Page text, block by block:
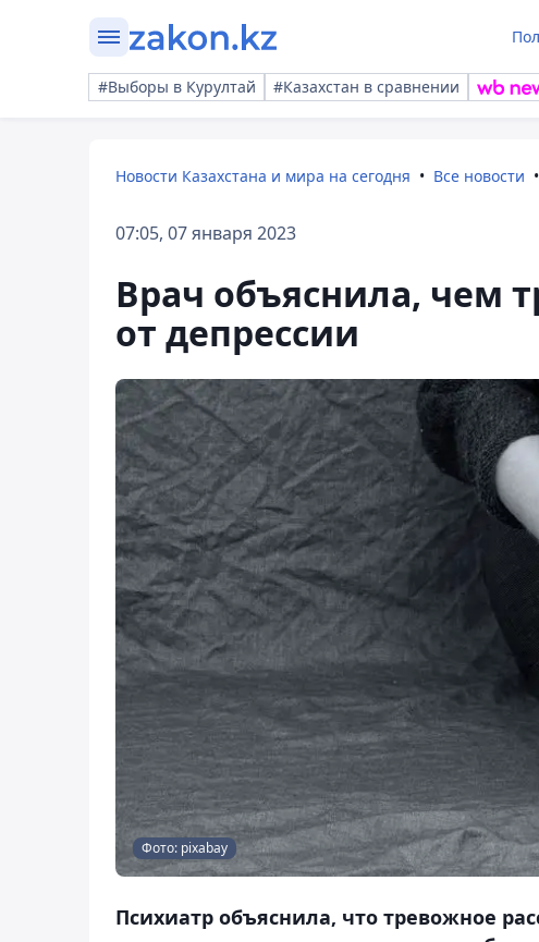
#Выборы в Курултай #Казахстан в сравнении
Новости Казахстана и мира на сегодня Все новости
07:05, 07 января 2023
Врач объяснила, чем
от депрессии
Фото: pixabay
Психиатр объяснила, что тревожное